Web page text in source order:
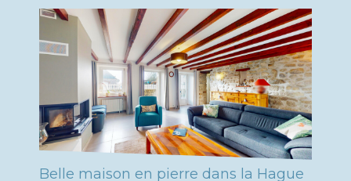
Belle maison en pierre dans la Hague